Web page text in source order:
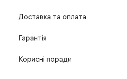
Доставка та оплата
Гарантія
Корисні поради